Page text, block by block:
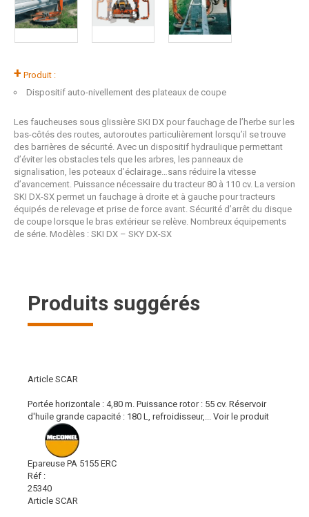
+ Produit :
Dispositif auto-nivellement des plateaux de coupe
Les faucheuses sous glissière SKI DX pour fauchage de l’herbe sur les
bas-côtés des routes, autoroutes particulièrement lorsqu’il se trouve
des barrières de sécurité. Avec un dispositif hydraulique permettant
d’éviter les obstacles tels que les arbres, les panneaux de
signalisation, les poteaux d’éclairage…sans réduire la vitesse
d’avancement. Puissance nécessaire du tracteur 80 à 110 cv. La version
SKI DX-SX permet un fauchage à droite et à gauche pour tracteurs
équipés de relevage et prise de force avant. Sécurité d’arrêt du disque
de coupe lorsque le bras extérieur se relève. Nombreux équipements
de série. Modèles : SKI DX – SKY DX-SX
Produits suggérés
Article SCAR
Portée horizontale : 4,80 m. Puissance rotor : 55 cv. Réservoir
d'huile grande capacité : 180 L, refroidisseur,...
Voir le produit
Epareuse PA 5155 ERC
Réf :
25340
Article SCAR